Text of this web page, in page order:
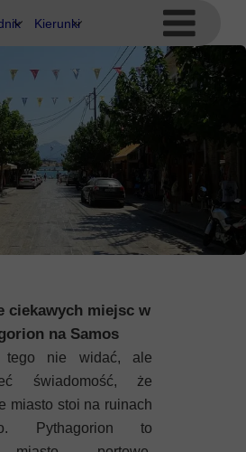
Kierunki
Delfy
Eubea
Kalimnos
Korfu
Kos
Kreta
Mykeny
ciekawych miejsc w
na Samos
tego nie widać, ale
świadomość, że
miasto stoi na ruinach
Pythagorion to